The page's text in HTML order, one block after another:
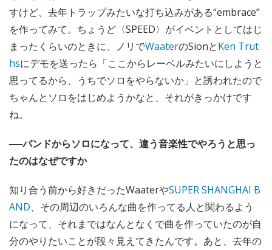
すけど、去年トラップみたいな打ち込みがある“embrace”
を作ってみて。ちょうど〈SPEED〉がイベントとしてはじ
まったくらいのときに、ノリでWaaterのSionとKen Trut
hsにデモを送ったら「ここからレーベルみたいにしようと
思ってるから、うちでソロをやらないか」と誘われたので
ちゃんとソロをはじめようかなと、それがきっかけです
ね。
──バンドからソロになって、違う音楽性でやろうと思っ
たのはなぜですか
知り合う前から好きだったWaaterやSUPER SHANGHAI B
AND、その周辺のいろんな曲を作ってる人と関わるよう
になって、それまではなんとなくで曲を作っていたのが自
分のやりたいことが段々見えてきたんです。あと、去年の